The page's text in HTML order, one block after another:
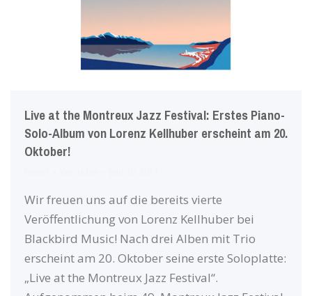
Live at the Montreux Jazz Festival: Erstes Piano-
Solo-Album von Lorenz Kellhuber erscheint am 20.
Oktober!
Wir freuen uns auf die bereits vierte
Veröffentlichung von Lorenz Kellhuber bei
Blackbird Music! Nach drei Alben mit Trio
erscheint am 20. Oktober seine erste Soloplatte:
„Live at the Montreux Jazz Festival“.